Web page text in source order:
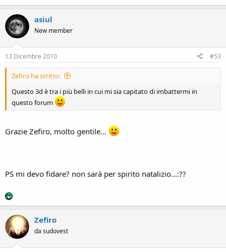
asiul
New member
13 Dicembre 2010 #53
Zefiro ha scritto:
Questo 3d è tra i più belli in cui mi sia capitato di imbattermi in
questo forum
Grazie Zefiro, molto gentile...
PS mi devo fidare? non sarà per spirito natalizio...:??
Zefiro
da sudovest